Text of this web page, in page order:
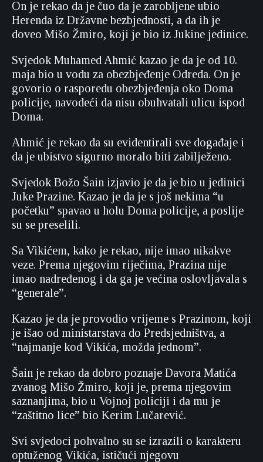
On je rekao da je čuo da je zarobljene ubio
Herenda iz Državne bezbjednosti, a da ih je
doveo Mišo Žmiro, koji je bio iz Jukine jedinice.
Svjedok Muhamed Ahmić kazao je da je od 10.
maja bio u vodu za obezbjeđenje Odreda. On je
govorio o rasporedu obezbjeđenja oko Doma
policije, navodeći da nisu obuhvatali ulicu ispod
Doma.
Ahmić je rekao da su evidentirali sve događaje i
da je ubistvo sigurno moralo biti zabilježeno.
Svjedok Božo Šain izjavio je da je bio u jedinici
Juke Prazine. Kazao je da je s još nekima “u
početku” spavao u holu Doma policije, a poslije
su se preselili.
Sa Vikićem, kako je rekao, nije imao nikakve
veze. Prema njegovim riječima, Prazina nije
imao nadređenog i da ga je većina oslovljavala s
“generale”.
Kazao je da je provodio vrijeme s Prazinom, koji
je išao od ministarstava do Predsjedništva, a
“najmanje kod Vikića, možda jednom”.
Šain je rekao da dobro poznaje Davora Matića
zvanog Mišo Žmiro, koji je, prema njegovim
saznanjima, bio u Vojnoj policiji i da mu je
“zaštitno lice” bio Kerim Lučarević.
Svi svjedoci pohvalno su se izrazili o karakteru
optuženog Vikića, ističući njegovu